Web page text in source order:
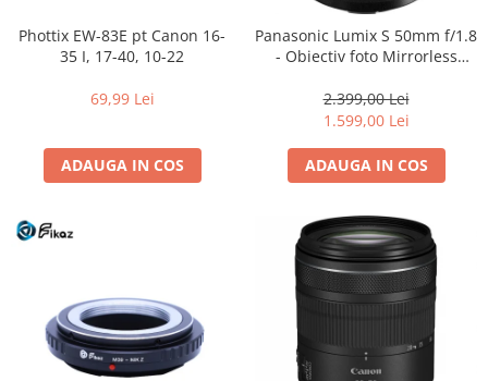
Phottix EW-83E pt Canon 16-
35 I, 17-40, 10-22
69,99 Lei
ADAUGA IN COS
Panasonic Lumix S 50mm f/1.8
- Obiectiv foto Mirrorless
2.399,00 Lei
1.599,00 Lei
ADAUGA IN COS